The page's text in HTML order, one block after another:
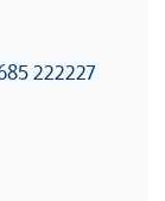
222227